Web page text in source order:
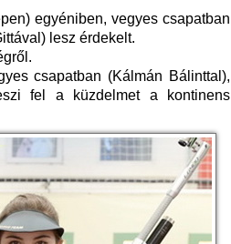
egyéniben, vegyes csapatban
lesz érdekelt.
csapatban (Kálmán Bálinttal),
fel a küzdelmet a kontinens